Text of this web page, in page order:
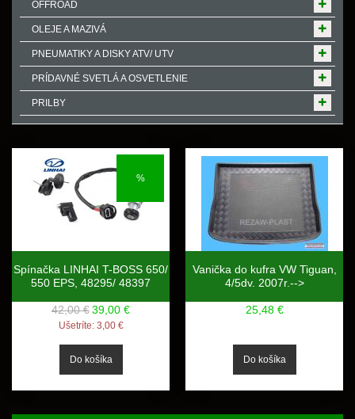
OFFROAD
OLEJE A MAZIVÁ
PNEUMATIKY A DISKY ATV/ UTV
PRÍDAVNÉ SVETLÁ A OSVETLENIE
PRILBY
%
Spínačka LINHAI T-BOSS 650/
550 EPS, 48295/ 48397
42,00 €39,00 €
Ušetríte: 3,00 €
Vanička do kufra VW Tiguan,
4/5dv. 2007r.-->
25,48 €